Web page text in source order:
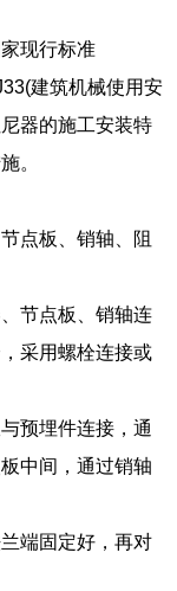
现行标准
建筑机械使用安
器的施工安装特
。
点板、销轴、阻
节点板、销轴连
采用螺栓连接或
预埋件连接，通
中间，通过销轴
端固定好，再对